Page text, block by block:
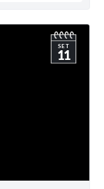
SET
11